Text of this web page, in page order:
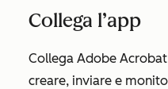
Collega l’app
Collega Adobe
creare, inviare e